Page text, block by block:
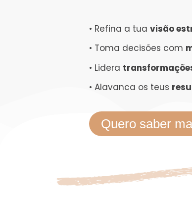
• Refina a tuavisão
• Toma decisões com
• Lidera
• Alavanca os teus
Quero saber